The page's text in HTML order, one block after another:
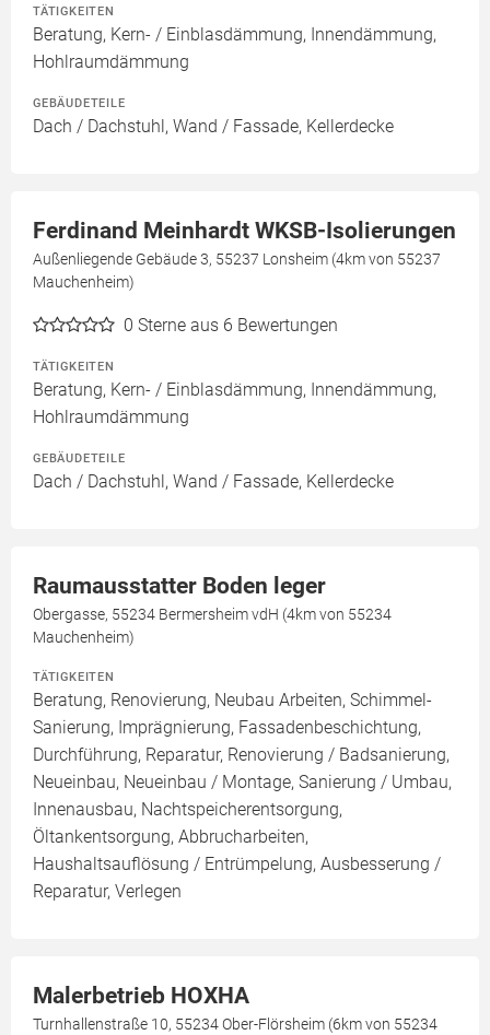
TÄTIGKEITEN
Beratung, Kern- / Einblasdämmung, Innendämmung,
Hohlraumdämmung
GEBÄUDETEILE
Dach / Dachstuhl, Wand / Fassade, Kellerdecke
Ferdinand Meinhardt WKSB-Isolierungen
Außenliegende Gebäude 3, 55237 Lonsheim (4km von 55237
Mauchenheim)
0 Sterne aus 6 Bewertungen
TÄTIGKEITEN
Beratung, Kern- / Einblasdämmung, Innendämmung,
Hohlraumdämmung
GEBÄUDETEILE
Dach / Dachstuhl, Wand / Fassade, Kellerdecke
Raumausstatter Boden leger
Obergasse, 55234 Bermersheim vdH (4km von 55234
Mauchenheim)
TÄTIGKEITEN
Beratung, Renovierung, Neubau Arbeiten, Schimmel-
Sanierung, Imprägnierung, Fassadenbeschichtung,
Durchführung, Reparatur, Renovierung / Badsanierung,
Neueinbau, Neueinbau / Montage, Sanierung / Umbau,
Innenausbau, Nachtspeicherentsorgung,
Öltankentsorgung, Abbrucharbeiten,
Haushaltsauflösung / Entrümpelung, Ausbesserung /
Reparatur, Verlegen
Malerbetrieb HOXHA
Turnhallenstraße 10, 55234 Ober-Flörsheim (6km von 55234